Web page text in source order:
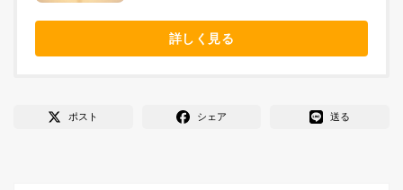
詳しく見る
ポスト シェア 送る